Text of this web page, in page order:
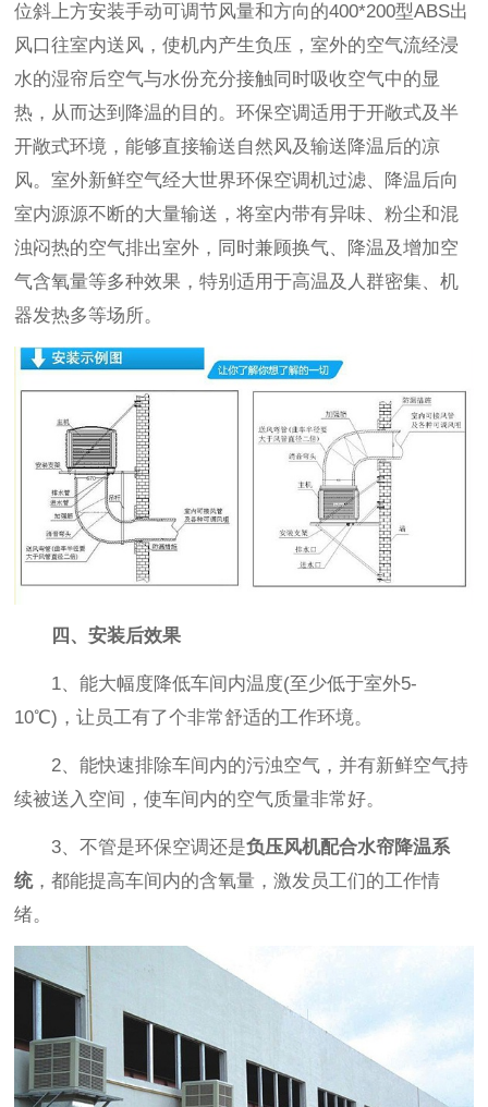
位斜上方安装手动可调节风量和方向的400*200型ABS出
风口往室内送风，使机内产生负压，室外的空气流经浸
水的湿帘后空气与水份充分接触同时吸收空气中的显
热，从而达到降温的目的。环保空调适用于开敞式及半
开敞式环境，能够直接输送自然风及输送降温后的凉
风。室外新鲜空气经大世界环保空调机过滤、降温后向
室内源源不断的大量输送，将室内带有异味、粉尘和混
浊闷热的空气排出室外，同时兼顾换气、降温及增加空
气含氧量等多种效果，特别适用于高温及人群密集、机
器发热多等场所。
四、安装后效果
1、能大幅度降低车间内温度(至少低于室外5-
10℃)，让员工有了个非常舒适的工作环境。
2、能快速排除车间内的污浊空气，并有新鲜空气持
续被送入空间，使车间内的空气质量非常好。
3、不管是环保空调还是负压风机配合水帘降温系
统，都能提高车间内的含氧量，激发员工们的工作情
绪。